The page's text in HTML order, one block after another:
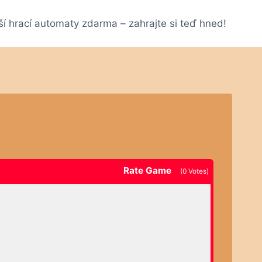
hrací automaty zdarma – zahrajte si teď hned!
Rate Game (0 Votes)